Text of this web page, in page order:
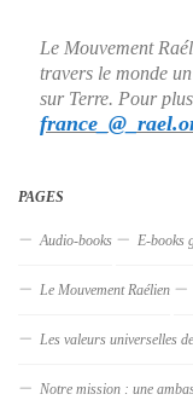
Le Mouvement
travers le monde
sur Terre. Pour
PAGES
Audio-books E-books
Le Mouvement Raélien
Les valeurs universelles
Notre mission : une